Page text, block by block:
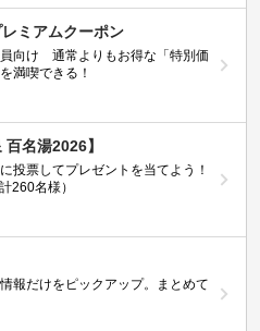
ミアムクーポン
向け 通常よりもお得な「特別価
満喫できる！
百名湯2026】
投票してプレゼントを当てよう！
260名様）
報だけをピックアップ。まとめて